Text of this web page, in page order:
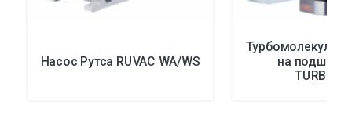
Насос Рутса RUVAC WA/WS
на